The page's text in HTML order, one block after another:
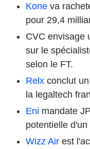
Kone va
pour 29,4
CVC envisage
sur le
selon le FT.
Relx conclut
la legaltech
Eni mandate
potentielle
Wizz Air est